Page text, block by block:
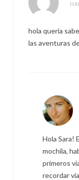
hola queria
las aventuras
Hola Sara!
mochila,
primeros
recordar